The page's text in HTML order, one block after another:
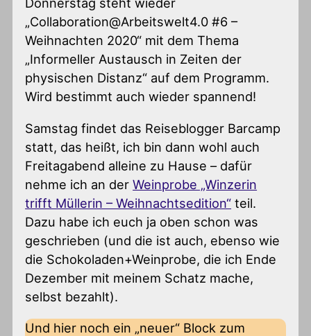
Donnerstag steht wieder
„Collaboration@Arbeitswelt4.0 #6 –
Weihnachten 2020“ mit dem Thema
„Informeller Austausch in Zeiten der
physischen Distanz“ auf dem Programm.
Wird bestimmt auch wieder spannend!
Samstag findet das Reiseblogger Barcamp
statt, das heißt, ich bin dann wohl auch
Freitagabend alleine zu Hause – dafür
nehme ich an derWeinprobe „Winzerin
trifft Müllerin – Weihnachtsedition“ teil.
Dazu habe ich euch ja oben schon was
geschrieben (und die ist auch, ebenso wie
die Schokoladen+Weinprobe, die ich Ende
Dezember mit meinem Schatz mache,
selbst bezahlt).
Und hier noch ein „neuer“ Block zum